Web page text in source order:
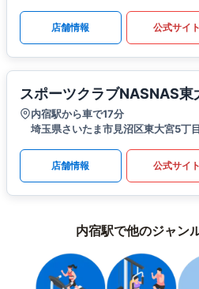
店舗情報 公式サイト
スポーツクラブNASNAS東
内宿駅から車で17分
埼玉県さいたま市見沼区東大宮5丁
店舗情報 公式サイト
内宿駅で他のジャン